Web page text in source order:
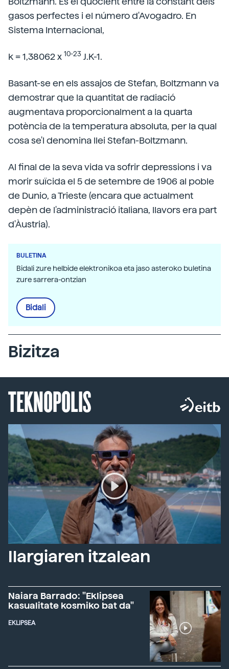
gasos perfectes i el número d'Avogadro. En
Sistema Internacional,
k = 1,38062 x 10-23 J.K-1.
Basant-se en els assajos de Stefan, Boltzmann va
demostrar que la quantitat de radiació
augmentava proporcionalment a la quarta
potència de la temperatura absoluta, per la qual
cosa se'l denomina llei Stefan-Boltzmann.
Al final de la seva vida va sofrir depressions i va
morir suïcida el 5 de setembre de 1906 al poble
de Dunio, a Trieste (encara que actualment
depèn de l'administració italiana, llavors era part
d'Àustria).
BULETINA
Bidali zure helbide elektronikoa eta jaso asteroko buletina
zure sarrera-ontzian
Bidali
Bizitza
TEKNOPOLIS
Ilargiaren itzalean
Naiara Barrado: "Eklipsea
kasualitate kosmiko bat da"
EKLIPSEA